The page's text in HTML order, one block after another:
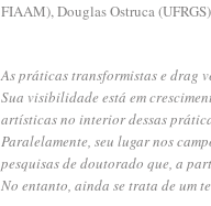
FIAAM), Douglas Ostruca
As práticas transformistas e drag
Sua visibilidade está em
artísticas no interior dessas
Paralelamente, seu lugar nos
pesquisas de doutorado que, a
No entanto, ainda se trata de um